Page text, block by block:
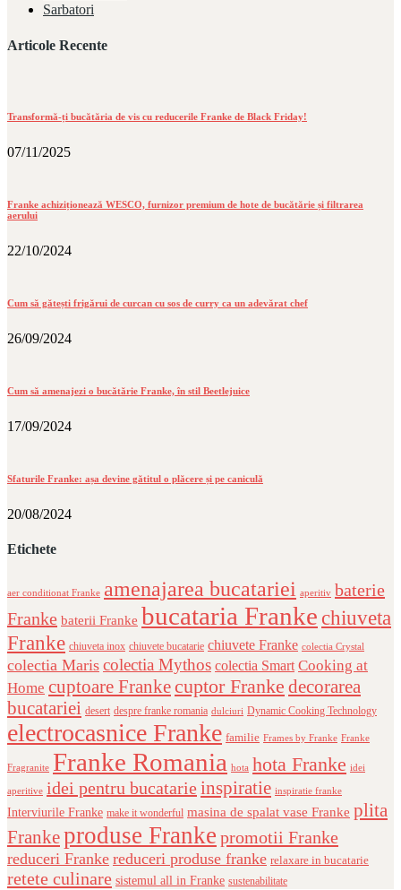
Sarbatori
Articole Recente
Transformă-ți bucătăria de vis cu reducerile Franke de Black Friday!
07/11/2025
Franke achiziționează WESCO, furnizor premium de hote de bucătărie și filtrarea
aerului
22/10/2024
Cum să gătești frigărui de curcan cu sos de curry ca un adevărat chef
26/09/2024
Cum să amenajezi o bucătărie Franke, în stil Beetlejuice
17/09/2024
Sfaturile Franke: așa devine gătitul o plăcere și pe caniculă
20/08/2024
Etichete
aer conditionat Franke amenajarea bucatariei aperitiv baterie
Franke baterii Franke bucataria Franke chiuveta
Franke chiuveta inox chiuvete bucatarie chiuvete Franke colectia Crystal
colectia Maris colectia Mythos colectia Smart Cooking at
Home cuptoare Franke cuptor Franke decorarea
bucatariei desert despre franke romania dulciuri Dynamic Cooking Technology
electrocasnice Franke familie Frames by Franke Franke
Fragranite Franke Romania hota hota Franke idei
aperitive idei pentru bucatarieinspiratie inspiratie franke
Interviurile Franke make it wonderful masina de spalat vase Franke plita
Frankeproduse Franke promotii Franke
reduceri Franke reduceri produse franke relaxare in bucatarie
retete culinare sistemul all in Franke sustenabilitate